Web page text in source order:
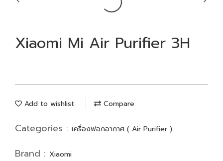
Xiaomi Mi Air Purifier 3H
Add to wishlist Compare
Categories : เครื่องฟอกอากาศ ( Air Purifier )
Brand : Xiaomi